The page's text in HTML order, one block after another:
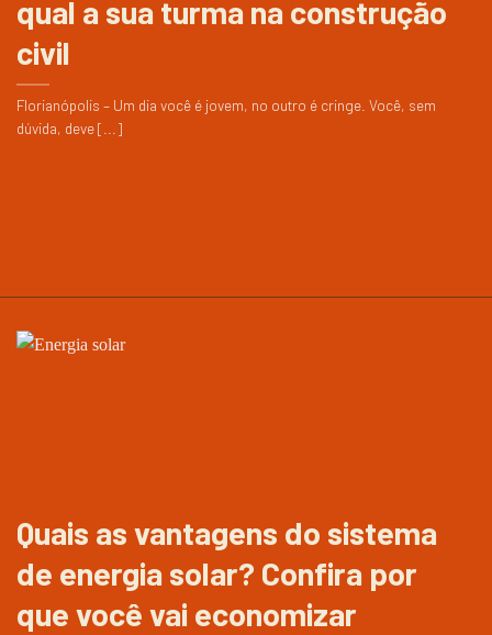
qual a sua turma na construção
civil
Florianópolis – Um dia você é jovem, no outro é cringe. Você, sem
dúvida, deve [...]
Quais as vantagens do sistema
de energia solar? Confira por
que você vai economizar